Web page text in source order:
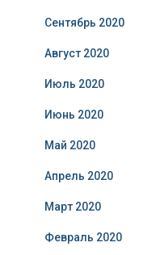
Сентябрь 2020
Август 2020
Июль 2020
Июнь 2020
Май 2020
Апрель 2020
Март 2020
Февраль 2020